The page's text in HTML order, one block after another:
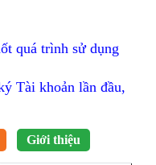
quá trình sử dụng
Tài khoản lần đầu,
Giới thiệu